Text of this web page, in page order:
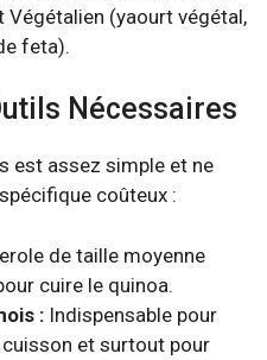
(yaourt végétal,
feta).
Nécessaires
est assez simple et ne
coûteux :
de taille moyenne
cuire le quinoa.
: Indispensable pour
et surtout pour